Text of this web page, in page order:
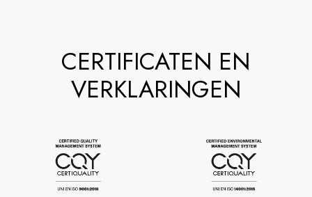
CERTIFICATEN EN
VERKLARINGEN